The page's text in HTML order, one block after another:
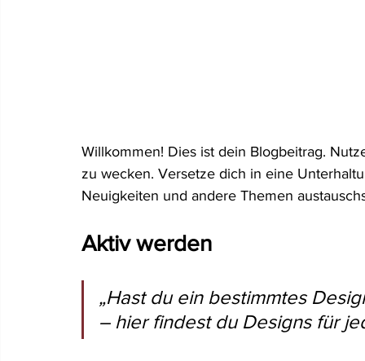
Willkommen! Dies ist dein Blogbeitrag.
zu wecken. Versetze dich in eine
Neuigkeiten und andere Themen
Aktiv werden
„Hast du ein bestimmtes
– hier findest du Designs für